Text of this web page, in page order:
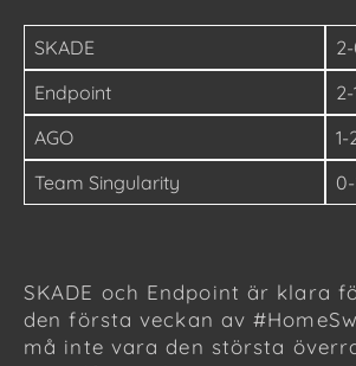
SKADE
Endpoint
2-
AGO
1-
Team Singularity
SKADE och Endpoint är klara
den första veckan av
må inte vara den största